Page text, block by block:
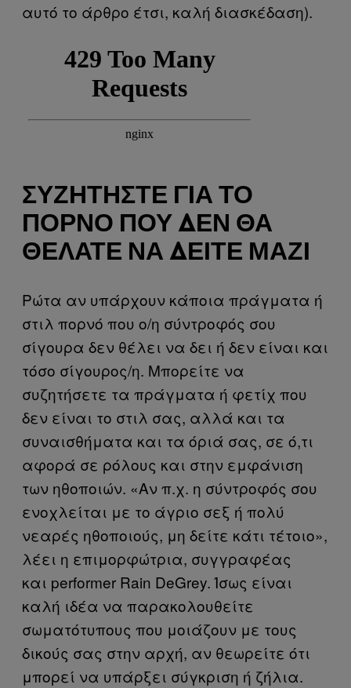
αυτό το άρθρο έτσι, καλή διασκέδαση).
ΣΥΖΗΤΉΣΤΕ ΓΙΑ ΤΟ
ΠΟΡΝΌ ΠΟΥ ΔΕΝ ΘΑ
ΘΈΛΑΤΕ ΝΑ ΔΕΊΤΕ ΜΑΖΊ
Ρώτα αν υπάρχουν κάποια πράγματα ή
στιλ πορνό που ο/η σύντροφός σου
σίγουρα δεν θέλει να δει ή δεν είναι και
τόσο σίγουρος/η. Μπορείτε να
συζητήσετε τα πράγματα ή φετίχ που
δεν είναι το στιλ σας, αλλά και τα
συναισθήματα και τα όριά σας, σε ό,τι
αφορά σε ρόλους και στην εμφάνιση
των ηθοποιών. «Αν π.χ. η σύντροφός σου
ενοχλείται με το άγριο σεξ ή πολύ
νεαρές ηθοποιούς, μη δείτε κάτι τέτοιο»,
λέει η επιμορφώτρια, συγγραφέας
και performer Rain DeGrey. Ίσως είναι
καλή ιδέα να παρακολουθείτε
σωματότυπους που μοιάζουν με τους
δικούς σας στην αρχή, αν θεωρείτε ότι
μπορεί να υπάρξει σύγκριση ή ζήλια.